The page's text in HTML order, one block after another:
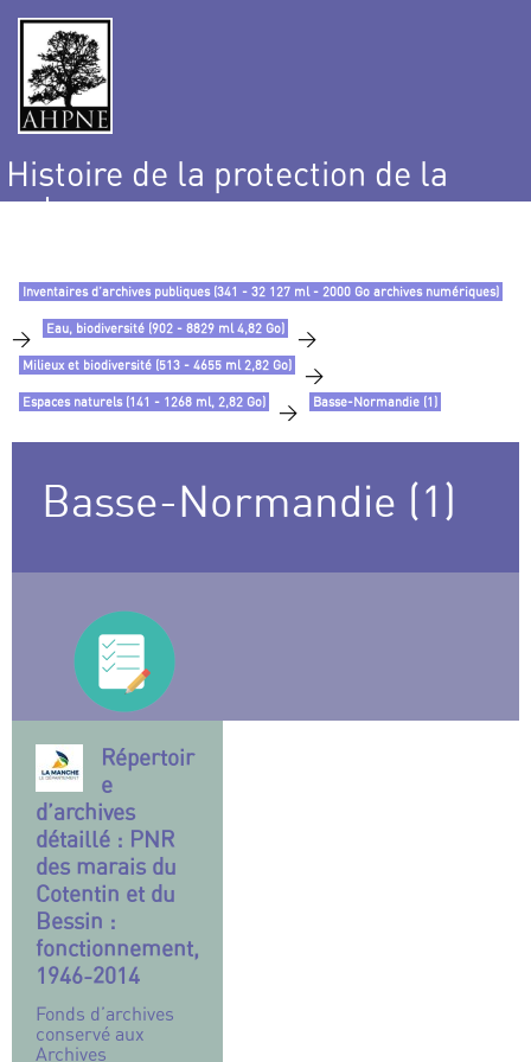
Histoire de la protection de la
nature
Inventaires d’archives publiques (341 - 32 127 ml - 2000 Go archives numériques)
> Eau, biodiversité (902 - 8829 ml 4,82 Go) >
Milieux et biodiversité (513 - 4655 ml 2,82 Go) >
Espaces naturels (141 - 1268 ml, 2,82 Go) > Basse-Normandie (1)
Basse-Normandie (1)
Répertoir
e
d’archives
détaillé : PNR
des marais du
Cotentin et du
Bessin :
fonctionnement,
1946-2014
Fonds d’archives
conservé aux
Archives